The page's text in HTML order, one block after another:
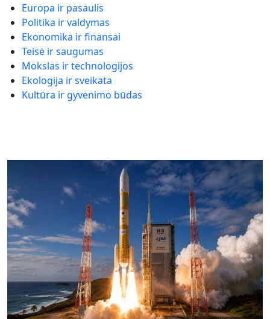
Europa ir pasaulis
Politika ir valdymas
Ekonomika ir finansai
Teisė ir saugumas
Mokslas ir technologijos
Ekologija ir sveikata
Kultūra ir gyvenimo būdas